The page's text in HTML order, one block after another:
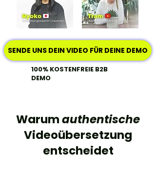
SENDE UNS DEIN VIDEO FÜR DEINE DEMO
100% KOSTENFREIE B2B
DEMO
Warumauthentische
Videoübersetzung
entscheidet